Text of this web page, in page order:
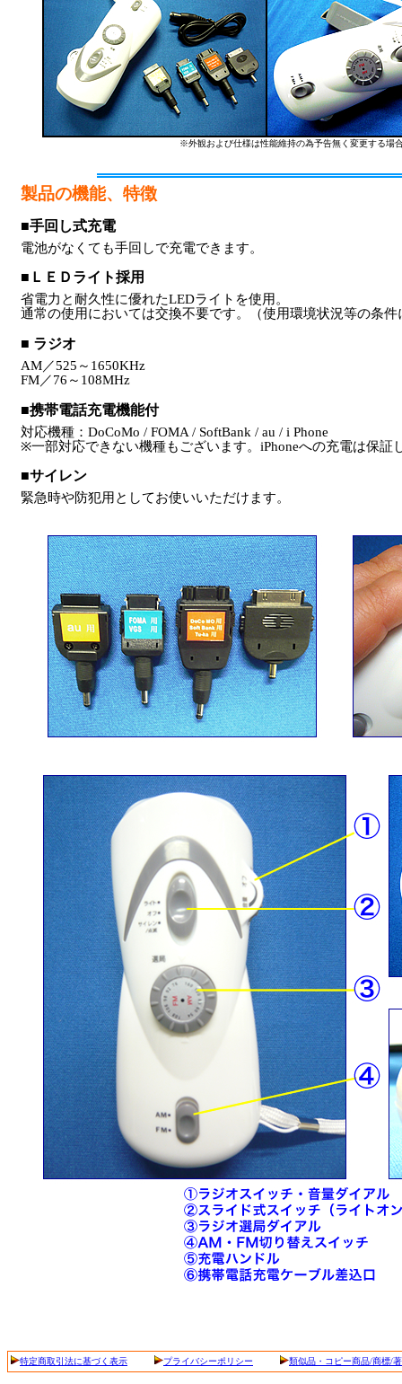
※外観および仕様は性能維持の為予告無く変更する場合が
製品の機能、特徴
■手回し式充電
電池がなくても手回しで充電できます。
■ＬＥＤライト採用
省電力と耐久性に優れたLEDライトを使用。
通常の使用においては交換不要です。（使用環境状況等の条
■ ラジオ
AM／525～1650KHz
FM／76～108MHz
■携帯電話充電機能付
対応機種：DoCoMo / FOMA / SoftBank / au / i Phone
※一部対応できない機種もございます。iPhoneへの充電は保証
■サイレン
緊急時や防犯用としてお使いいただけます。
特定商取引法に基づく表示 プライバシーポリシー 類似品・コピー商品/商標/